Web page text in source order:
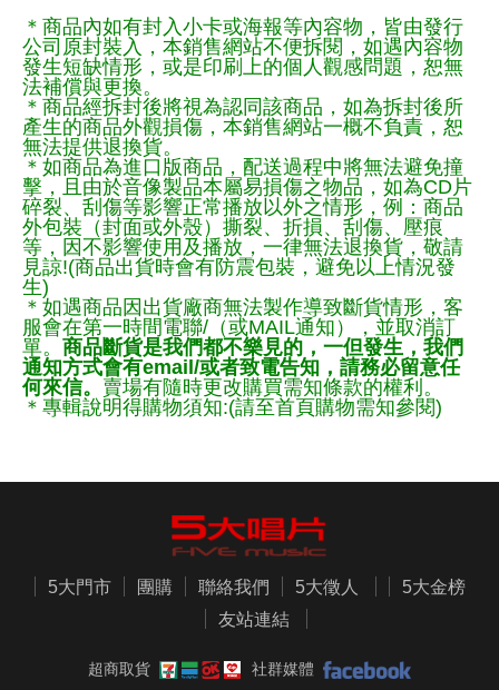
＊商品內如有封入小卡或海報等內容物，皆由發行
公司原封裝入，本銷售網站不便拆閱，如遇內容物
發生短缺情形，或是印刷上的個人觀感問題，恕無
法補償與更換。
＊商品經拆封後將視為認同該商品，如為拆封後所
產生的商品外觀損傷，本銷售網站一概不負責，恕
無法提供退換貨。
＊如商品為進口版商品，配送過程中將無法避免撞
擊，且由於音像製品本屬易損傷之物品，如為CD片
碎裂、刮傷等影響正常播放以外之情形，例：商品
外包裝（封面或外殼）撕裂、折損、刮傷、壓痕
等，因不影響使用及播放，一律無法退換貨，敬請
見諒!(商品出貨時會有防震包裝，避免以上情況發
生)
＊如遇商品因出貨廠商無法製作導致斷貨情形，客
服會在第一時間電聯/（或MAIL通知），並取消訂
單。 商品斷貨是我們都不樂見的，一但發生，我們
通知方式會有email/或者致電告知，請務必留意任
何來信。 賣場有隨時更改購買需知條款的權利。
＊專輯說明得購物須知:(請至首頁購物需知參閱)
5大門市 團購 聯絡我們 5大徵人
5大金榜
友站連結
超商取貨 社群媒體